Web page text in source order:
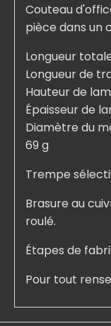
Couteau
pièce dans un
Longueur
Longueur de
Hauteur de
Épaisseur de
Diamètre du
69 g
Trempe
Brasure au
roulé.
Étapes de
Pour tout